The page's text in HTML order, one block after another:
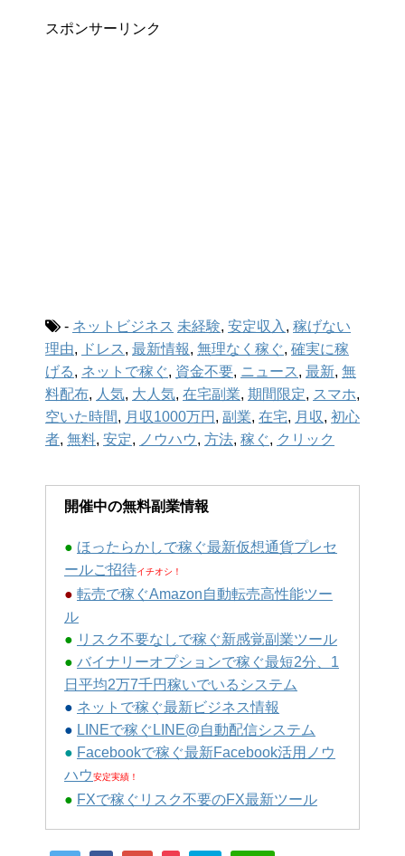
スポンサーリンク
- ネットビジネス 未経験, 安定収入 , 稼げない
理由, ドレス , 最新情報, 無理なく稼ぐ, 確実に稼
げる, ネットで稼ぐ, 資金不要, ニュース , 最新, 無
料配布, 人気, 大人気, 在宅副業, 期間限定, スマホ,
空いた時間, 月収1000万円 , 副業, 在宅, 月収, 初心
者, 無料, 安定, ノウハウ, 方法, 稼ぐ, クリック
開催中の無料副業情報
● ほったらかしで稼ぐ最新仮想通貨プレセ
ールご招待イチオシ！
● 転売で稼ぐAmazon自動転売高性能ツー
ル
● リスク不要なしで稼ぐ新感覚副業ツール
● バイナリーオプションで稼ぐ最短2分、1
日平均2万7千円稼いでいるシステム
● ネットで稼ぐ最新ビジネス情報
● LINEで稼ぐLINE@自動配信システム
● Facebookで稼ぐ最新Facebook活用ノウ
ハウ安定実績！
● FXで稼ぐリスク不要のFX最新ツール